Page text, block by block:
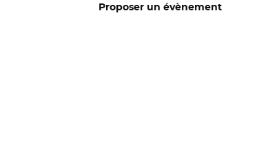
Proposer un évènement